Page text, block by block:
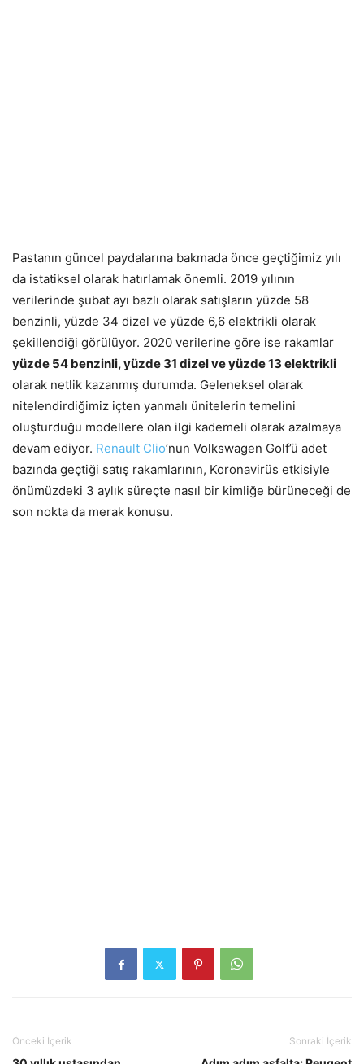
Pastanın güncel paydalarına bakmada önce geçtiğimiz yılı
da istatiksel olarak hatırlamak önemli. 2019 yılının
verilerinde şubat ayı bazlı olarak satışların yüzde 58
benzinli, yüzde 34 dizel ve yüzde 6,6 elektrikli olarak
şekillendiği görülüyor. 2020 verilerine göre ise rakamlar
yüzde 54 benzinli, yüzde 31 dizel ve yüzde 13 elektrikli
olarak netlik kazanmış durumda. Geleneksel olarak
nitelendirdiğimiz içten yanmalı ünitelerin temelini
oluşturduğu modellere olan ilgi kademeli olarak azalmaya
devam ediyor. Renault Clio’nun Volkswagen Golf’ü adet
bazında geçtiği satış rakamlarının, Koronavirüs etkisiyle
önümüzdeki 3 aylık süreçte nasıl bir kimliğe bürüneceği de
son nokta da merak konusu.
Önceki İçerik Sonraki İçerik